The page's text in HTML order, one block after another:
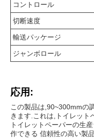
コントロール
切断速度
輸送パッケージ
ジャンボロール
応用:
この製品は,90~300mmの
きます.これは,トイレット
トイレットペーパーの生
作できる 信頼性の高い製